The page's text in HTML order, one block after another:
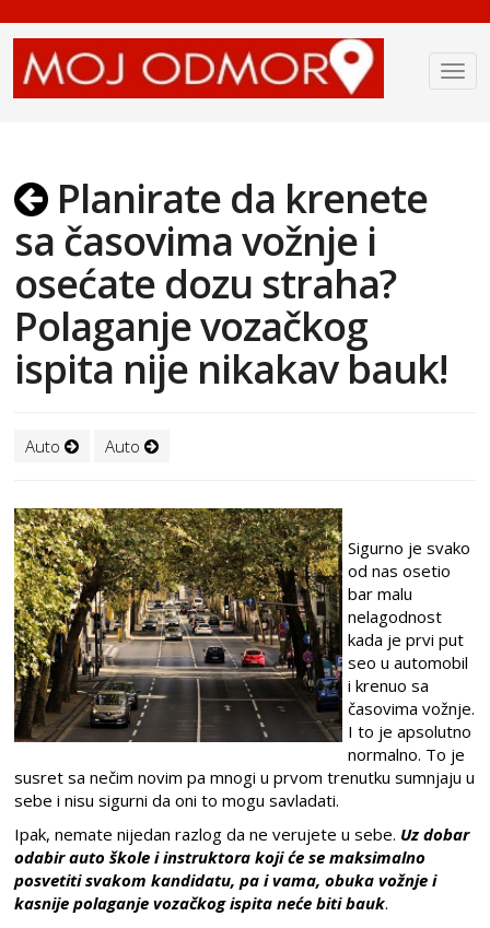
Planirate da krenete
sa časovima vožnje i
osećate dozu straha?
Polaganje vozačkog
ispita nije nikakav bauk!
Auto Auto
Sigurno je svako
od nas osetio
bar malu
nelagodnost
kada je prvi put
seo u automobil
i krenuo sa
časovima vožnje.
I to je apsolutno
normalno. To je
susret sa nečim novim pa mnogi u prvom trenutku sumnjaju u
sebe i nisu sigurni da oni to mogu savladati.
Ipak, nemate nijedan razlog da ne verujete u sebe. Uz dobar
odabir auto škole i instruktora koji će se maksimalno
posvetiti svakom kandidatu, pa i vama, obuka vožnje i
kasnije polaganje vozačkog ispita neće biti bauk.